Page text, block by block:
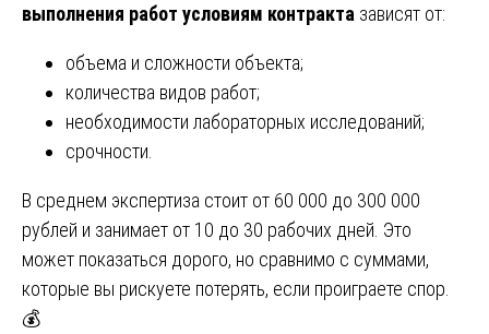
выполнения работ условиям контракта зависят от:
объема и сложности объекта;
количества видов работ;
необходимости лабораторных исследований;
срочности.
В среднем экспертиза стоит от 60 000 до 300 000
рублей и занимает от 10 до 30 рабочих дней. Это
может показаться дорого, но сравнимо с суммами,
которые вы рискуете потерять, если проиграете спор.
💰